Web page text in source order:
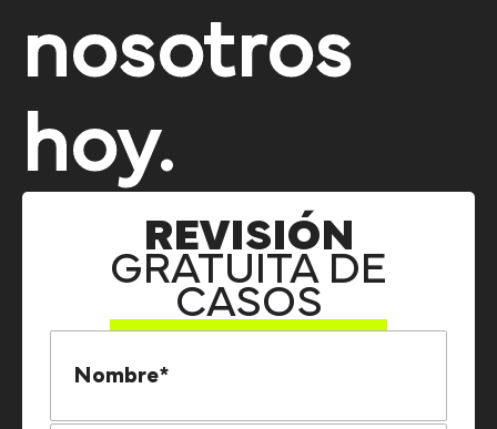
nosotros
hoy.
REVISIÓN
GRATUITA DE
CASOS